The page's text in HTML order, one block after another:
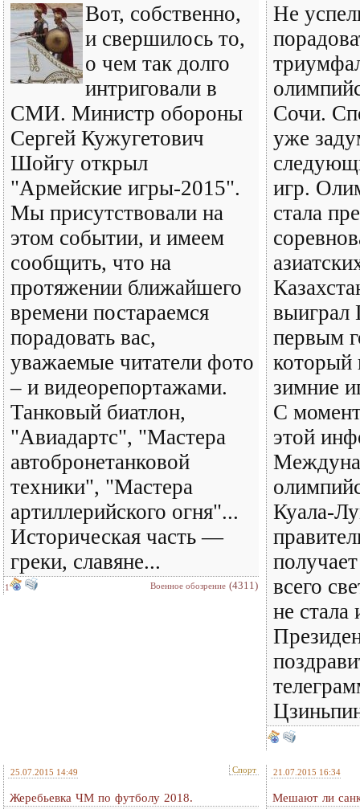
Вот, собственно,
и свершилось то,
о чем так долго
интриговали в
СМИ. Министр обороны
Сергей Кужугетович
Шойгу открыл
"Армейские игры-2015".
Мы присутствовали на
этом событии, и имеем
сообщить, что на
протяжении ближайшего
времени постараемся
порадовать вас,
уважаемые читатели фото
– и видеорепортажами.
Танковый биатлон,
"Авиадартс", "Мастера
автобронетанковой
техники", "Мастера
артиллерийского огня"...
Историческая часть —
греки, славяне...
1 Военное обозрение (4311)
Не
Сочи.
уже
игр.
стала
выиграл
первым
который
зимние
С
этой
Куала-
всего
не
25.07.2015 14:49 Спорт
Жеребьевка ЧМ по футболу 2018.
21.07.2015 16:34
Мешают ли